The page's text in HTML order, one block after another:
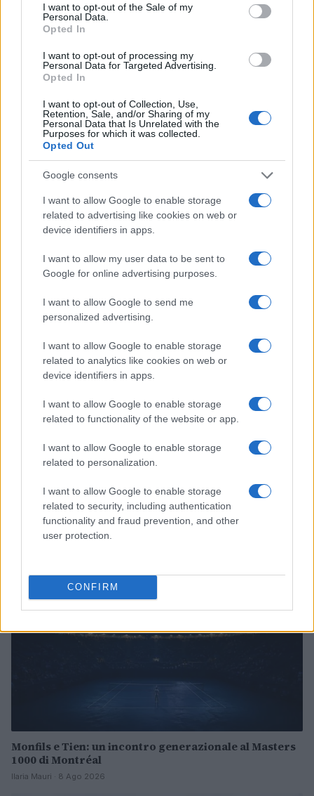
consent section.
I want to opt-out of the Sale of my
Personal Data.
Opted In
I want to opt-out of processing my
Personal Data for Targeted Advertising.
Opted In
I want to opt-out of Collection, Use,
Retention, Sale, and/or Sharing of my
Personal Data that Is Unrelated with the
Purposes for which it was collected.
Opted Out
Google consents
I want to allow Google to enable storage
related to advertising like cookies on web or
device identifiers in apps.
I want to allow my user data to be sent to
Google for online advertising purposes.
I want to allow Google to send me
personalized advertising.
I want to allow Google to enable storage
related to analytics like cookies on web or
device identifiers in apps.
I want to allow Google to enable storage
related to functionality of the website or app.
I want to allow Google to enable storage
related to personalization.
I want to allow Google to enable storage
related to security, including authentication
functionality and fraud prevention, and other
user protection.
CONFIRM
Continua a leggere
Darderi raggiunge i quarti di finale al National Bank
Open: la crescita di un talento italiano
Francesca Lombardi · 9 Ago 2026
Monfils e Tien: un incontro generazionale al Masters
1000 di Montréal
Ilaria Mauri · 8 Ago 2026